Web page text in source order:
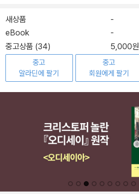
새상품
-
eBook
-
중고상품 (34) 5,000원
중고
알라딘에 팔기
중고
회원에게 팔기